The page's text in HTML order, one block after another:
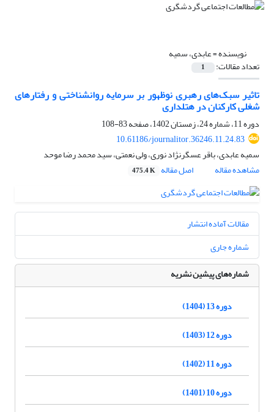
نویسنده =عابدی، سمیه
تعداد مقالات: 1
تاثیر سبک‌های رهبری نوظهور بر سرمایه روانشناختی و رفتارهای
شغلی کارکنان در هتلداری
دوره 11، شماره 24، زمستان 1402، صفحه
83-108
10.61186/journalitor.36246.11.24.83
سمیه عابدی، باقر عسگرنژاد نوری، ولی نعمتی، سید محمد رضا موحد
مشاهده مقاله
اصل مقاله 475.4 K
مقالات آماده انتشار
شماره جاری
شماره‌های پیشین نشریه
دوره 13 (1404)
دوره 12 (1403)
دوره 11 (1402)
دوره 10 (1401)